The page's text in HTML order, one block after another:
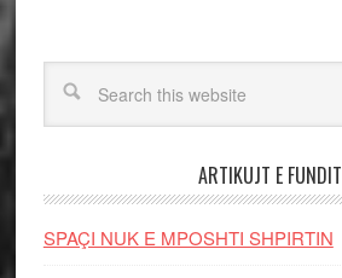
ARTIKUJT E FUNDIT
SPAÇI NUK E MPOSHTI SHPIRTIN